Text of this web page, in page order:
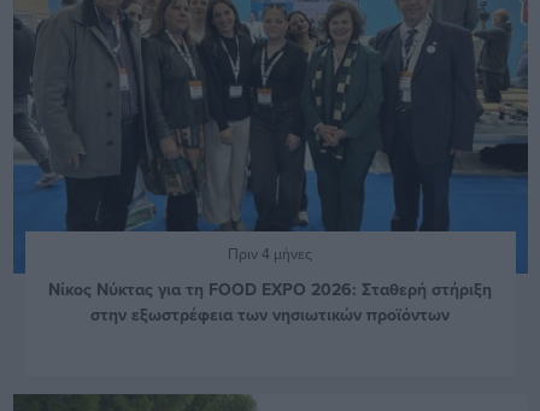
Πριν 4 μήνες
Νίκος Νύκτας για τη FOOD EXPO 2026: Σταθερή στήριξη
στην εξωστρέφεια των νησιωτικών προϊόντων